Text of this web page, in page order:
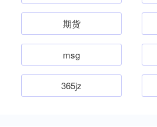
期货
msg
365jz